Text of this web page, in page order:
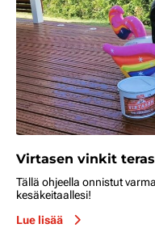
Virtasen vinkit
Tällä ohjeella onnistut
kesäkeitaallesi!
Lue lisää